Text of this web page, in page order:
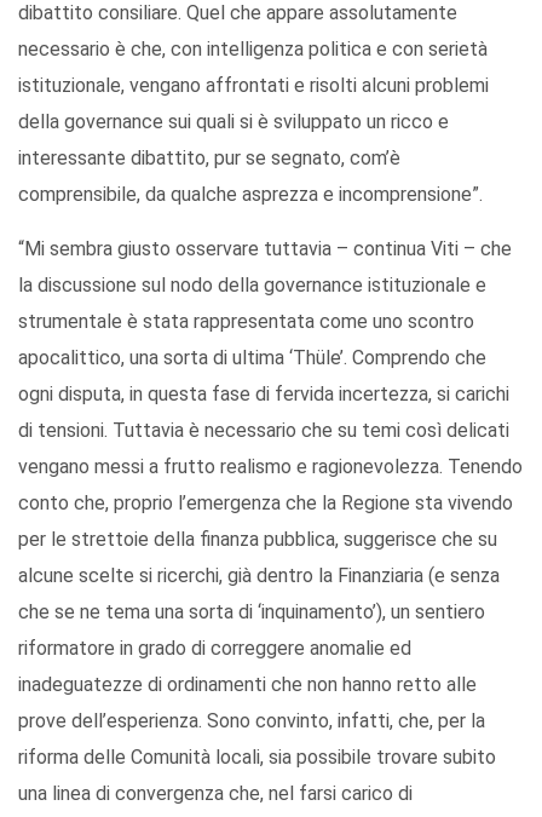
dibattito consiliare. Quel che appare assolutamente
necessario è che, con intelligenza politica e con serietà
istituzionale, vengano affrontati e risolti alcuni problemi
della governance sui quali si è sviluppato un ricco e
interessante dibattito, pur se segnato, com’è
comprensibile, da qualche asprezza e incomprensione”.
“Mi sembra giusto osservare tuttavia – continua Viti – che
la discussione sul nodo della governance istituzionale e
strumentale è stata rappresentata come uno scontro
apocalittico, una sorta di ultima ‘Thüle’. Comprendo che
ogni disputa, in questa fase di fervida incertezza, si carichi
di tensioni. Tuttavia è necessario che su temi così delicati
vengano messi a frutto realismo e ragionevolezza. Tenendo
conto che, proprio l’emergenza che la Regione sta vivendo
per le strettoie della finanza pubblica, suggerisce che su
alcune scelte si ricerchi, già dentro la Finanziaria (e senza
che se ne tema una sorta di ‘inquinamento’), un sentiero
riformatore in grado di correggere anomalie ed
inadeguatezze di ordinamenti che non hanno retto alle
prove dell’esperienza. Sono convinto, infatti, che, per la
riforma delle Comunità locali, sia possibile trovare subito
una linea di convergenza che, nel farsi carico di